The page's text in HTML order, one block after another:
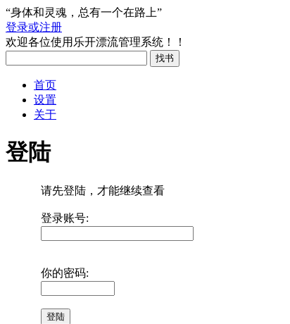
“身体和灵魂，总有一个在路上”
登录或注册
欢迎各位使用乐开漂流管理系统！！
首页
设置
关于
登陆
请先登陆，才能继续查看
登录账号:
你的密码: